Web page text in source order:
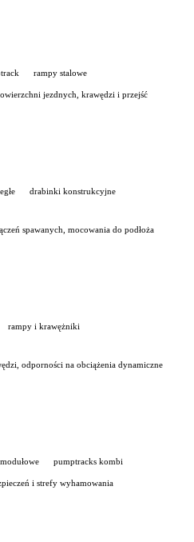
rampy stalowe
jezdnych, krawędzi i przejść
drabinki konstrukcyjne
spawanych, mocowania do podłoża
rampy i krawężniki
odporności na obciążenia dynamiczne
pumptracks kombi
i strefy wyhamowania